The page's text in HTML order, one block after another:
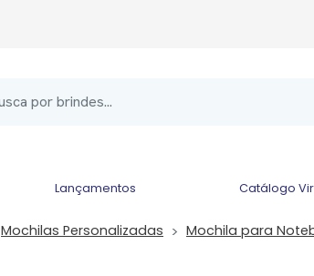
Lançamentos Catálogo
Mochilas Personalizadas
Mochila para